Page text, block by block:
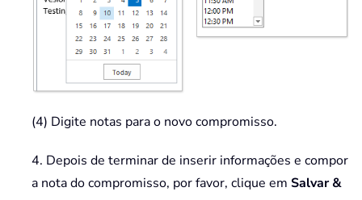
(4) Digite notas para o novo compromisso.
4. Depois de terminar de inserir informações e compor
a nota do compromisso, por favor, clique em Salvar &